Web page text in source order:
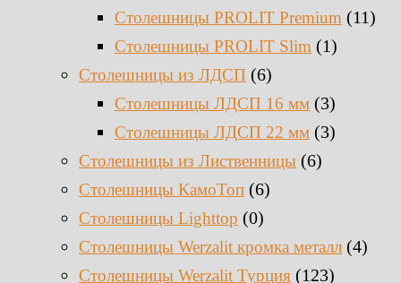
Столешницы PROLIT Premium (11)
Столешницы PROLIT Slim (1)
Столешницы из ЛДСП (6)
Столешницы ЛДСП 16 мм (3)
Столешницы ЛДСП 22 мм (3)
Столешницы из Лиственницы (6)
Столешницы КамоТоп (6)
Столешницы Lighttop (0)
Столешницы Werzalit кромка металл (4)
Столешницы Werzalit Турция (123)